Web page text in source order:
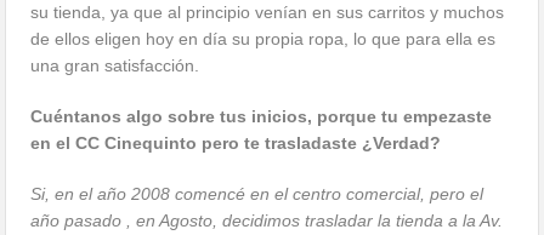
su tienda, ya que al principio venían en sus carritos y muchos
de ellos eligen hoy en día su propia ropa, lo que para ella es
una gran satisfacción.
Cuéntanos algo sobre tus inicios, porque tu empezaste
en el CC Cinequinto pero te trasladaste ¿Verdad?
Si, en el año 2008 comencé en el centro comercial, pero el
año pasado , en Agosto, decidimos trasladar la tienda a la Av.